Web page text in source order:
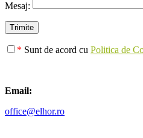
Mesaj:
* Sunt de acord cu Politica de
Email:
office@elhor.ro